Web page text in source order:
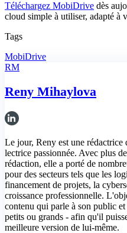
Téléchargez MobiDrive dès
cloud simple à utiliser, adapté à
Tags
MobiDrive
RM
Reny Mihaylova
Le jour, Reny est une rédactrice
lectrice passionnée. Avec plus
rédaction, elle a porté de
pour des secteurs tels que les
financement de projets, la
croissance professionnelle.
contenu qui parle à son public
petits ou grands - afin qu'il
meilleure version de lui-même.